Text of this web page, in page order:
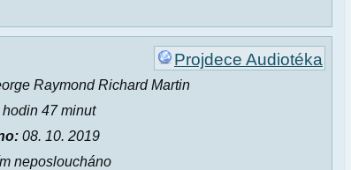
Projdece Audiotéka
Raymond Richard Martin
hodin 47 minut
08. 10. 2019
neposloucháno